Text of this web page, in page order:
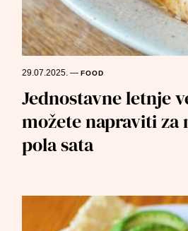
29.07.2025.—FOOD
Jednostavne letnje
možete napraviti za
pola sata